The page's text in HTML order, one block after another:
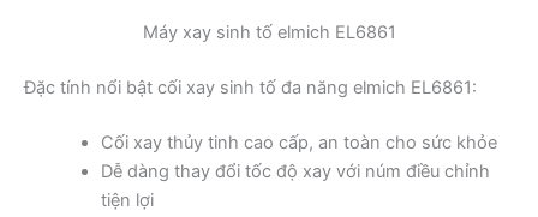
Máy xay sinh tố elmich EL6861
Đặc tính nổi bật cối xay sinh tố đa năng elmich EL6861:
Cối xay thủy tinh cao cấp, an toàn cho sức khỏe
Dễ dàng thay đổi tốc độ xay với núm điều chỉnh
tiện lợi